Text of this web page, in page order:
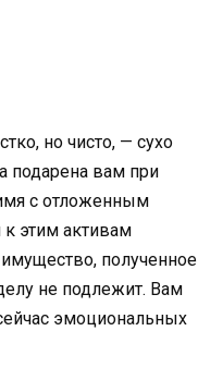
но чисто, — сухо
подарена вам при
с отложенным
этим активам
полученное
не подлежит. Вам
эмоциональных